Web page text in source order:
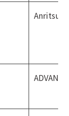
Anritsu